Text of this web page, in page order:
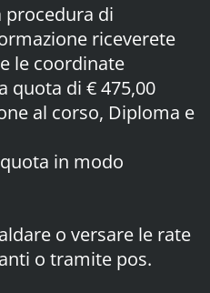
procedura di
riceverete
le coordinate
quota di € 475,00
al corso, Diploma e
in modo
o versare le rate
o tramite pos.